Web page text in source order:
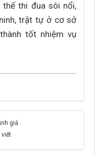
thi đua sôi nổi,
trật tự ở cơ sở
tốt nhiệm vụ
giá
viết